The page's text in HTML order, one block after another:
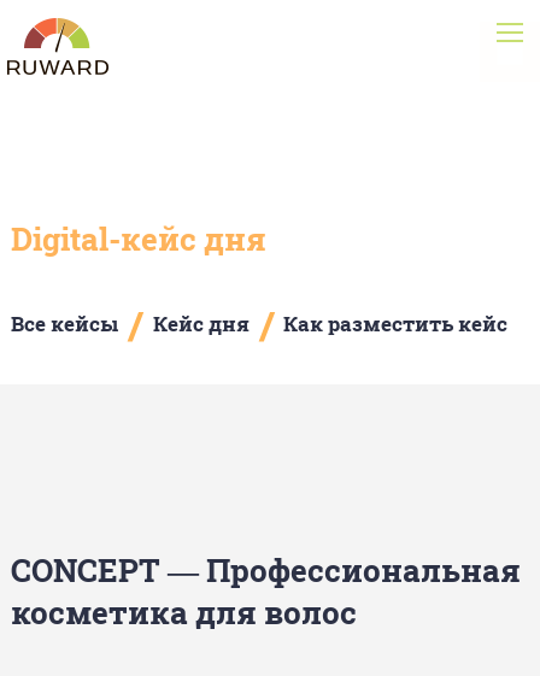
Digital-кейс дня
Все кейсы / Кейс дня / Как разместить кейс
CONCEPT — Профессиональная
косметика для волос